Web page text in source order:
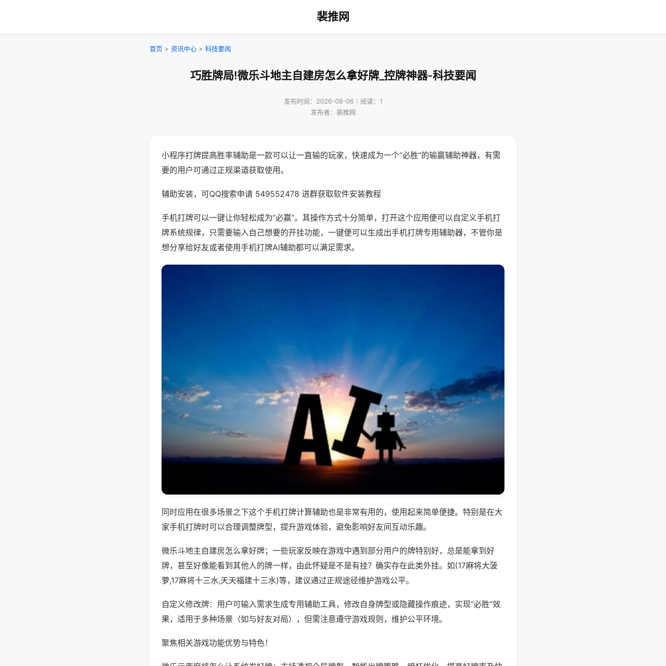
裴推网
首页 > 资讯中心 > 科技要闻
巧胜牌局!微乐斗地主自建房怎么拿好牌_控牌神器-科技要闻
发布时间：2026-08-06｜阅读：1
发布者：裴推网
小程序打牌提高胜率辅助是一款可以让一直输的玩家，快速成为一个“必胜”的输赢辅助神器，有需
要的用户可通过正规渠道获取使用。
辅助安装，可QQ搜索申请 549552478 进群获取软件安装教程
手机打牌可以一键让你轻松成为“必赢”。其操作方式十分简单，打开这个应用便可以自定义手机打
牌系统规律，只需要输入自己想要的开挂功能，一键便可以生成出手机打牌专用辅助器，不管你是
想分享给好友或者使用手机打牌AI辅助都可以满足需求。
同时应用在很多场景之下这个手机打牌计算辅助也是非常有用的，使用起来简单便捷。特别是在大
家手机打牌时可以合理调整牌型，提升游戏体验，避免影响好友间互动乐趣。
微乐斗地主自建房怎么拿好牌；一些玩家反映在游戏中遇到部分用户的牌特别好，总是能拿到好
牌，甚至好像能看到其他人的牌一样，由此怀疑是不是有挂？确实存在此类外挂。如(17麻将大菠
萝,17麻将十三水,天天福建十三水)等，建议通过正规途径维护游戏公平。
自定义修改牌：用户可输入需求生成专用辅助工具，修改自身牌型或隐藏操作痕迹，实现“必胜”效
果，适用于多种场景（如与好友对局），但需注意遵守游戏规则，维护公平环境。
聚焦相关游戏功能优势与特色！